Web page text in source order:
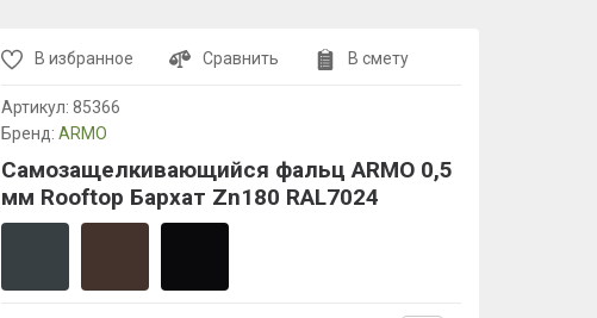
В избранное Сравнить В смету
Артикул: 85366
Бренд: ARMO
Самозащелкивающийся фальц ARMO 0,5
мм Rooftop Бархат Zn180 RAL7024